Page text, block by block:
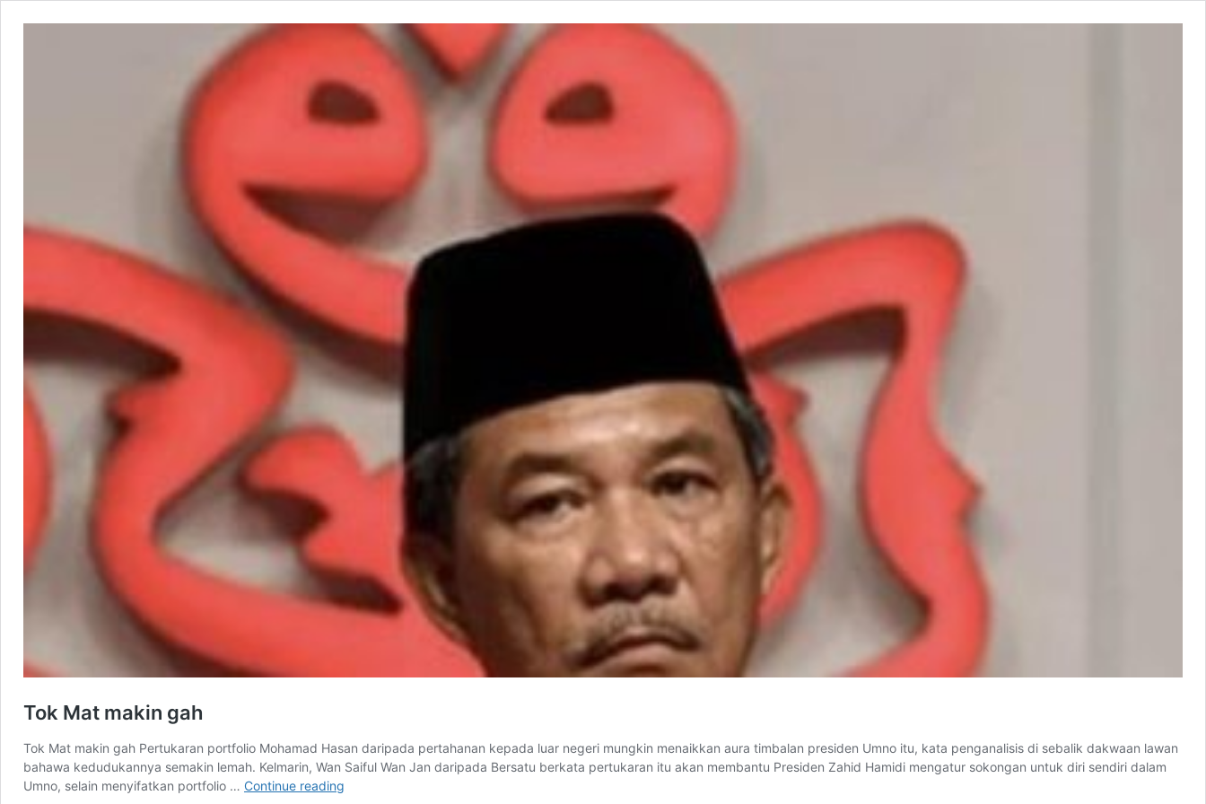
Tok Mat makin gah
Tok Mat makin gah Pertukaran portfolio Mohamad Hasan daripada pertahanan kepada luar negeri mungkin menaikkan aura timbalan presiden Umno itu, kata penganalisis di sebalik dakwaan lawan
bahawa kedudukannya semakin lemah. Kelmarin, Wan Saiful Wan Jan daripada Bersatu berkata pertukaran itu akan membantu Presiden Zahid Hamidi mengatur sokongan untuk diri sendiri dalam
Umno, selain menyifatkan portfolio … Continue reading